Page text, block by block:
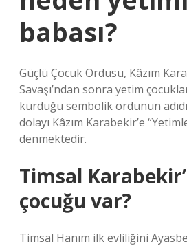
babası?
Güçlü Çocuk Ordusu, Kâzım
Savaşı’ndan sonra yetim
kurduğu sembolik ordunun
dolayı Kâzım Karabekir’e
denmektedir.
Timsal
çocuğu var?
Timsal Hanım ilk evliliğini